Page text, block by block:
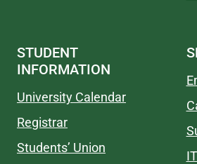
STUDENT
INFORMATION
University Calendar
Registrar
Students’ Union